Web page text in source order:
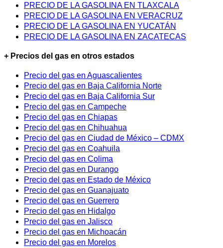
PRECIO DE LA GASOLINA EN TLAXCALA
PRECIO DE LA GASOLINA EN VERACRUZ
PRECIO DE LA GASOLINA EN YUCATÁN
PRECIO DE LA GASOLINA EN ZACATECAS
+ Precios del gas en otros estados
Precio del gas en Aguascalientes
Precio del gas en Baja California Norte
Precio del gas en Baja California Sur
Precio del gas en Campeche
Precio del gas en Chiapas
Precio del gas en Chihuahua
Precio del gas en Ciudad de México – CDMX
Precio del gas en Coahuila
Precio del gas en Colima
Precio del gas en Durango
Precio del gas en Estado de México
Precio del gas en Guanajuato
Precio del gas en Guerrero
Precio del gas en Hidalgo
Precio del gas en Jalisco
Precio del gas en Michoacán
Precio del gas en Morelos